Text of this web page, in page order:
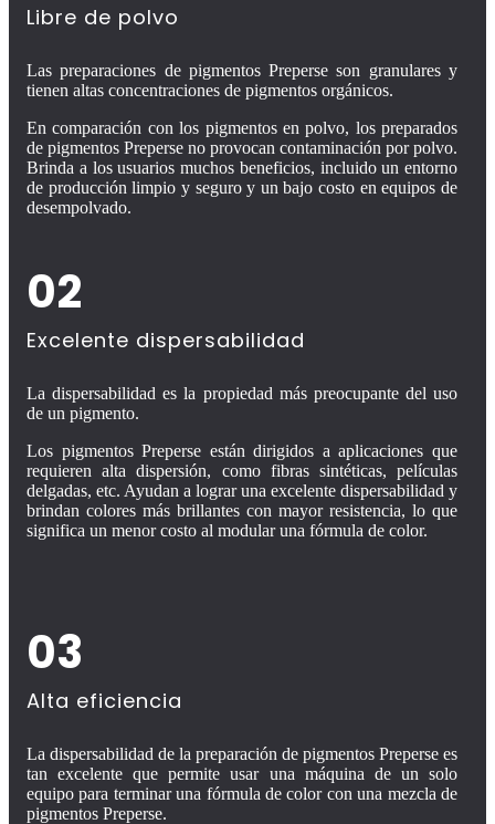
Libre de polvo
Las preparaciones de pigmentos Preperse son granulares y
tienen altas concentraciones de pigmentos orgánicos.
En comparación con los pigmentos en polvo, los preparados
de pigmentos Preperse no provocan contaminación por polvo.
Brinda a los usuarios muchos beneficios, incluido un entorno
de producción limpio y seguro y un bajo costo en equipos de
desempolvado.
02
Excelente dispersabilidad
La dispersabilidad es la propiedad más preocupante del uso
de un pigmento.
Los pigmentos Preperse están dirigidos a aplicaciones que
requieren alta dispersión, como fibras sintéticas, películas
delgadas, etc. Ayudan a lograr una excelente dispersabilidad y
brindan colores más brillantes con mayor resistencia, lo que
significa un menor costo al modular una fórmula de color.
03
Alta eficiencia
La dispersabilidad de la preparación de pigmentos Preperse es
tan excelente que permite usar una máquina de un solo
equipo para terminar una fórmula de color con una mezcla de
pigmentos Preperse.